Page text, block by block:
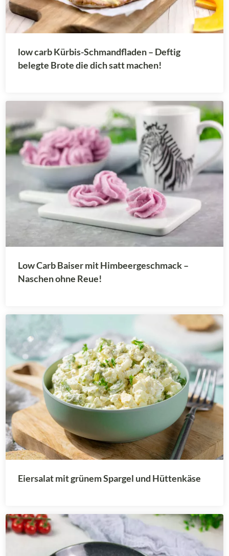
low carb Kürbis-Schmandfladen – Deftig
belegte Brote die dich satt machen!
Low Carb Baiser mit Himbeergeschmack –
Naschen ohne Reue!
Eiersalat mit grünem Spargel und Hüttenkäse